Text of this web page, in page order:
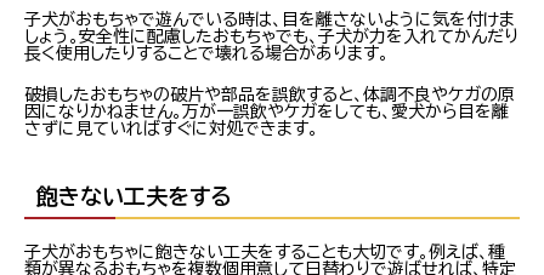
子犬がおもちゃで遊んでいる時は、目を離さないように気を付けま
しょう。安全性に配慮したおもちゃでも、子犬が力を入れてかんだり
長く使用したりすることで壊れる場合があります。
破損したおもちゃの破片や部品を誤飲すると、体調不良やケガの原
因になりかねません。万が一誤飲やケガをしても、愛犬から目を離
さずに見ていればすぐに対処できます。
飽きない工夫をする
子犬がおもちゃに飽きない工夫をすることも大切です。例えば、種
類が異なるおもちゃを複数個用意して日替わりで遊ばせれば、特定